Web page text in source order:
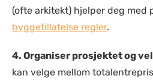
(ofte arkitekt) hjelper deg med
byggetillatelse regler.
4. Organiser prosjektet og
kan velge mellom